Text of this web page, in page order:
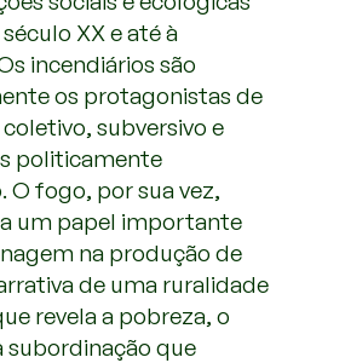
XX e até à
incendiários são
os protagonistas de
subversivo e
politicamente
O fogo, por sua vez,
um papel importante
na produção de
de uma ruralidade
revela a pobreza, o
subordinação que